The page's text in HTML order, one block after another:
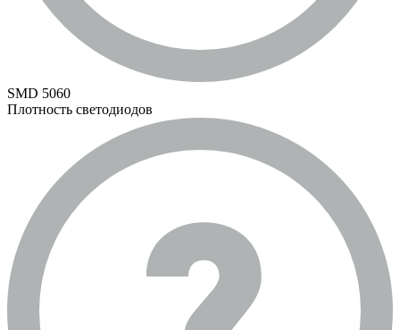
SMD 5060
Плотность светодиодов